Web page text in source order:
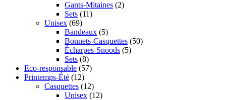
Gants-Mitaines (2)
Sets (11)
Unisex (69)
Bandeaux (5)
Bonnets-Casquettes (50)
Écharpes-Snoods (5)
Sets (8)
Eco-responsable (57)
Printemps-Été (12)
Casquettes (12)
Unisex (12)